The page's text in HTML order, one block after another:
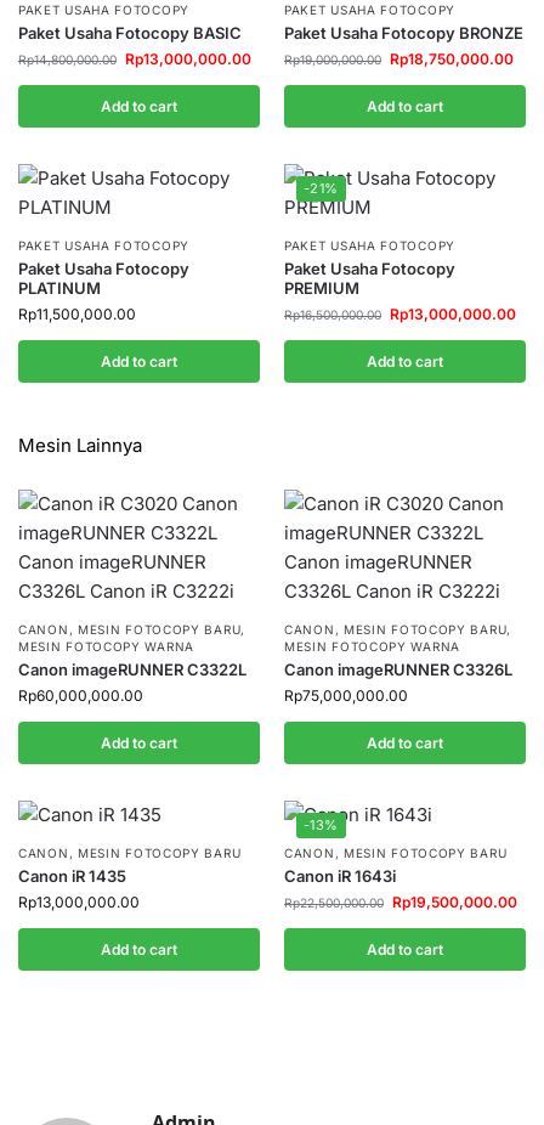
PAKET USAHA FOTOCOPY
Paket Usaha Fotocopy BASIC
Rp14,800,000.00 Rp13,000,000.00
Add to cart
PAKET USAHA FOTOCOPY
Paket Usaha Fotocopy BRONZE
Rp19,000,000.00 Rp18,750,000.00
Add to cart
PAKET USAHA FOTOCOPY
Paket Usaha Fotocopy
PLATINUM
Rp11,500,000.00
Add to cart
-21%
PAKET USAHA FOTOCOPY
Paket Usaha Fotocopy
PREMIUM
Rp16,500,000.00 Rp13,000,000.00
Add to cart
Mesin Lainnya
CANON , MESIN FOTOCOPY BARU,
MESIN FOTOCOPY WARNA
Canon imageRUNNER C3322L
Rp60,000,000.00
Add to cart
CANON , MESIN FOTOCOPY BARU,
MESIN FOTOCOPY WARNA
Canon imageRUNNER C3326L
Rp75,000,000.00
Add to cart
CANON , MESIN FOTOCOPY BARU
Canon iR 1435
Rp13,000,000.00
Add to cart
-13%
CANON , MESIN FOTOCOPY BARU
Canon iR 1643i
Rp22,500,000.00 Rp19,500,000.00
Add to cart